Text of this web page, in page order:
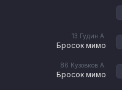
13 Гудин А.
Бросок мимо
86 Кузовков А.
Бросок мимо